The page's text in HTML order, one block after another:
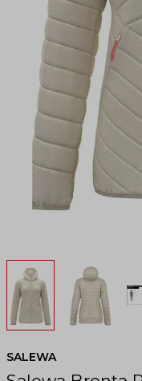
SALEWA